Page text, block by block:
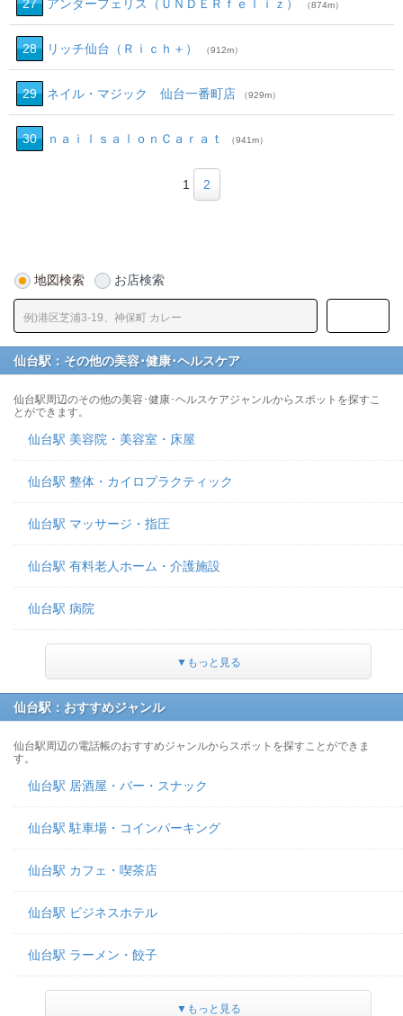
27 アンダーフェリス（ＵＮＤＥＲｆｅｌｉｚ） （874m）
28 リッチ仙台（Ｒｉｃｈ＋） （912m）
29 ネイル・マジック 仙台一番町店 （929m）
30 ｎａｉｌｓａｌｏｎＣａｒａｔ （941m）
1 2
地図検索 お店検索
仙台駅：その他の美容･健康･ヘルスケア
仙台駅周辺のその他の美容･健康･ヘルスケアジャンルからスポットを探すこ
とができます。
仙台駅 美容院・美容室・床屋
仙台駅 整体・カイロプラクティック
仙台駅 マッサージ・指圧
仙台駅 有料老人ホーム・介護施設
仙台駅 病院
▼もっと見る
仙台駅：おすすめジャンル
仙台駅周辺の電話帳のおすすめジャンルからスポットを探すことができま
す。
仙台駅 居酒屋・バー・スナック
仙台駅 駐車場・コインパーキング
仙台駅 カフェ・喫茶店
仙台駅 ビジネスホテル
仙台駅 ラーメン・餃子
▼もっと見る